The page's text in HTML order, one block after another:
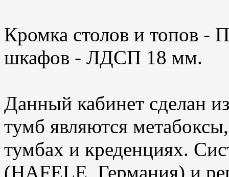
Кромка столов и топов -
шкафов - ЛДСП 18 мм.
Данный кабинет сделан
тумб являются
тумбах и креденциях.
(HAFELE, Германия) и